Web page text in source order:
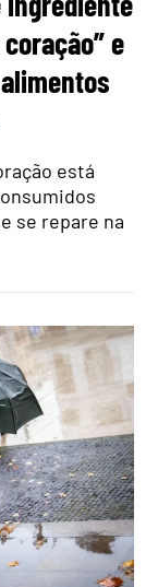
e
está
se repare na